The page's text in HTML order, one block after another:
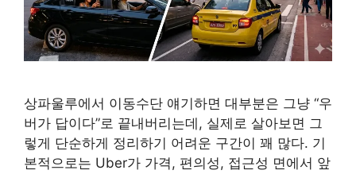
상파울루에서 이동수단 얘기하면 대부분은 그냥 “우
버가 답이다”로 끝내버리는데, 실제로 살아보면 그
렇게 단순하게 정리하기 어려운 구간이 꽤 많다. 기
본적으로는 Uber가 가격, 편의성, 접근성 면에서 앞